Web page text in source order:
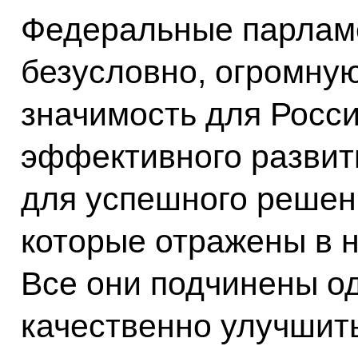
Федеральные
безусловно,
значимость для
эффективного
для успешного
которые отражены в
Все они подчинены
качественно